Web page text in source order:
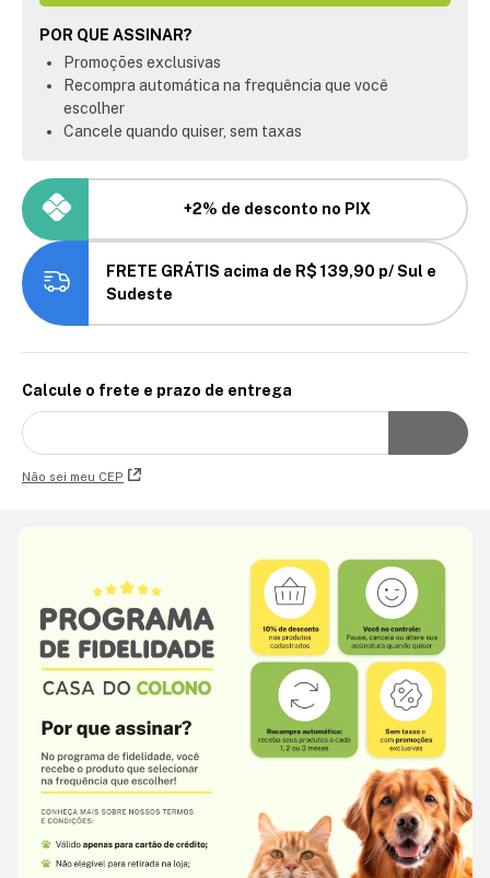
POR QUE ASSINAR?
Promoções exclusivas
Recompra automática na frequência que você
escolher
Cancele quando quiser, sem taxas
+2% de desconto no PIX
FRETE GRÁTIS acima de R$ 139,90 p/ Sul e
Sudeste
Calcule o frete e prazo de entrega
Não sei meu CEP